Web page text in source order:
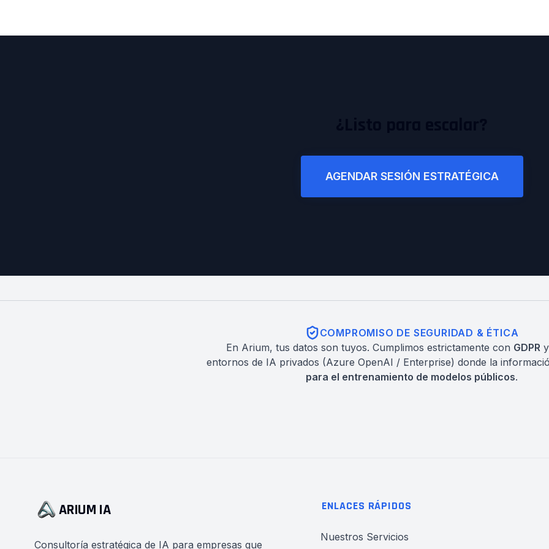
AGENDAR SESIÓN ESTRATÉGICA
COMPROMISO DE SEGURIDAD & ÉTICA
En Arium, tus datos son tuyos. Cumplimos estrictamente con GDPRy
entornos de IA privados (Azure OpenAI / Enterprise) donde la
para el entrenamiento de modelos públicos.
ARIUM IA
Consultoría estratégica de IA para empresas que
ENLACES RÁPIDOS
Nuestros Servicios